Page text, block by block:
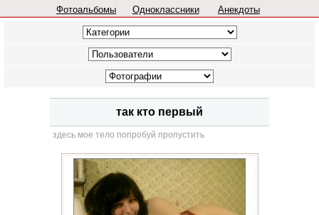
Фотоальбомы Одноклассники Анекдоты
так кто первый
здесь мое тело попробуй пропустить